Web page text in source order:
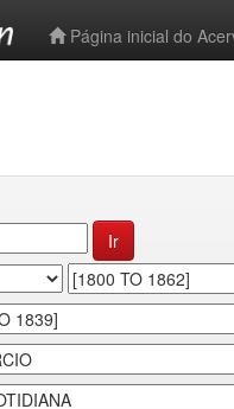
Página inicial do